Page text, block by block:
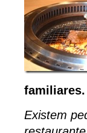
familiares.
Existem